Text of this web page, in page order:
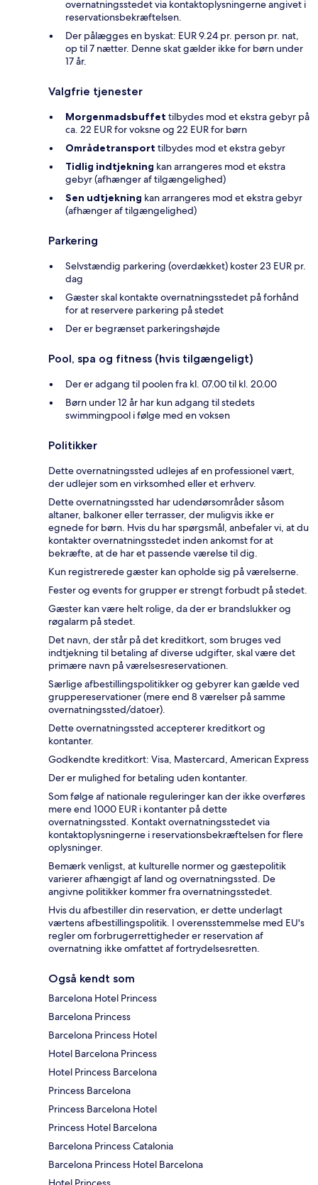
overnatningsstedet via kontaktoplysningerne angivet i
reservationsbekræftelsen.
Der pålægges en byskat: EUR 9.24 pr. person pr. nat,
op til 7 nætter. Denne skat gælder ikke for børn under
17 år.
Valgfrie tjenester
Morgenmadsbuffet tilbydes mod et ekstra gebyr på
ca. 22 EUR for voksne og 22 EUR for børn
Områdetransport tilbydes mod et ekstra gebyr
Tidlig indtjekning kan arrangeres mod et ekstra
gebyr (afhænger af tilgængelighed)
Sen udtjekning kan arrangeres mod et ekstra gebyr
(afhænger af tilgængelighed)
Parkering
Selvstændig parkering (overdækket) koster 23 EUR pr.
dag
Gæster skal kontakte overnatningsstedet på forhånd
for at reservere parkering på stedet
Der er begrænset parkeringshøjde
Pool, spa og fitness (hvis tilgængeligt)
Der er adgang til poolen fra kl. 07.00 til kl. 20.00
Børn under 12 år har kun adgang til stedets
swimmingpool i følge med en voksen
Politikker
Dette overnatningssted udlejes af en professionel vært,
der udlejer som en virksomhed eller et erhverv.
Dette overnatningssted har udendørsområder såsom
altaner, balkoner eller terrasser, der muligvis ikke er
egnede for børn. Hvis du har spørgsmål, anbefaler vi, at du
kontakter overnatningsstedet inden ankomst for at
bekræfte, at de har et passende værelse til dig.
Kun registrerede gæster kan opholde sig på værelserne.
Fester og events for grupper er strengt forbudt på stedet.
Gæster kan være helt rolige, da der er brandslukker og
røgalarm på stedet.
Det navn, der står på det kreditkort, som bruges ved
indtjekning til betaling af diverse udgifter, skal være det
primære navn på værelsesreservationen.
Særlige afbestillingspolitikker og gebyrer kan gælde ved
gruppereservationer (mere end 8 værelser på samme
overnatningssted/datoer).
Dette overnatningssted accepterer kreditkort og
kontanter.
Godkendte kreditkort: Visa, Mastercard, American Express
Der er mulighed for betaling uden kontanter.
Som følge af nationale reguleringer kan der ikke overføres
mere end 1000 EUR i kontanter på dette
overnatningssted. Kontakt overnatningsstedet via
kontaktoplysningerne i reservationsbekræftelsen for flere
oplysninger.
Bemærk venligst, at kulturelle normer og gæstepolitik
varierer afhængigt af land og overnatningssted. De
angivne politikker kommer fra overnatningsstedet.
Hvis du afbestiller din reservation, er dette underlagt
værtens afbestillingspolitik. I overensstemmelse med EU's
regler om forbrugerrettigheder er reservation af
overnatning ikke omfattet af fortrydelsesretten.
Også kendt som
Barcelona Hotel Princess
Barcelona Princess
Barcelona Princess Hotel
Hotel Barcelona Princess
Hotel Princess Barcelona
Princess Barcelona
Princess Barcelona Hotel
Princess Hotel Barcelona
Barcelona Princess Catalonia
Barcelona Princess Hotel Barcelona